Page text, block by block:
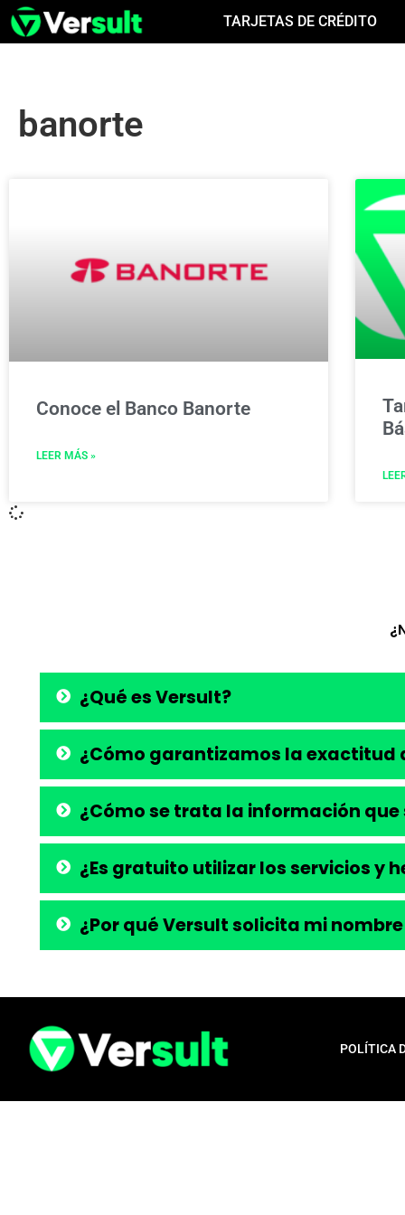
TARJETAS DE CRÉDITO
banorte
Conoce el Banco Banorte
LEER MÁS »
¿Qué es Versult?
¿Cómo garantizamos la exactitud
¿Cómo se trata la información que
¿Es gratuito utilizar los servicios y
¿Por qué Versult solicita mi
POLÍTICA